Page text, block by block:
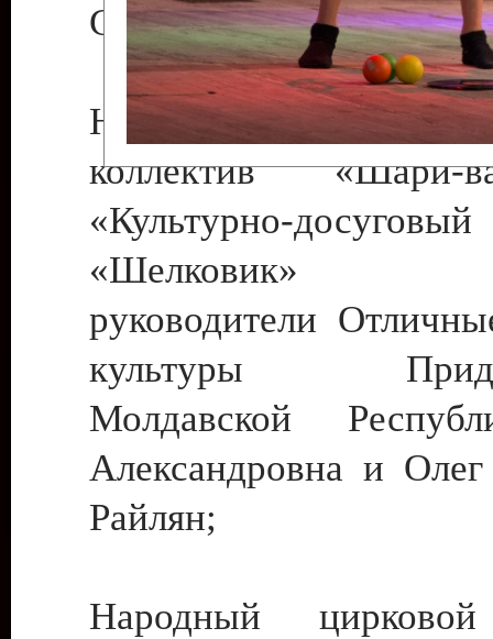
Светлана Георгиевна
Народный цирковой
коллектив
«Культурно-
«Шелковик»
руководители
культуры
Молдавской
Александровна и
Райлян;
Народный цирковой